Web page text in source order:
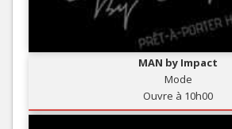
MAN by Impact
Mode
Ouvre à 10h00